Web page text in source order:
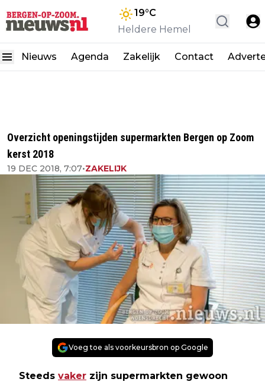
19°C
Heldere Hemel
Nieuws Agenda Zakelijk Contact
Overzicht openingstijden supermarkten Bergen op Zoom
kerst 2018
19 DEC 2018, 7:07•ZAKELIJK
Voeg toe als voorkeursbron op Google
Steeds vaker zijn supermarkten gewoon